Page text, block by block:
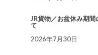
JR貨物／お盆休み期
て
2026年7月30日